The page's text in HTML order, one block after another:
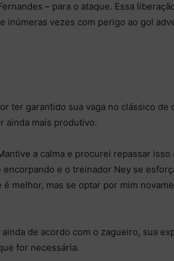
– para o ataque. Essa
inúmeras vezes com perigo ao gol
ter garantido sua vaga no clássico de
ainda mais produtivo.
a calma e procurei repassar isso
e o treinador Ney se
melhor, mas se optar por mim
de acordo com o zagueiro, sua
for necessária.